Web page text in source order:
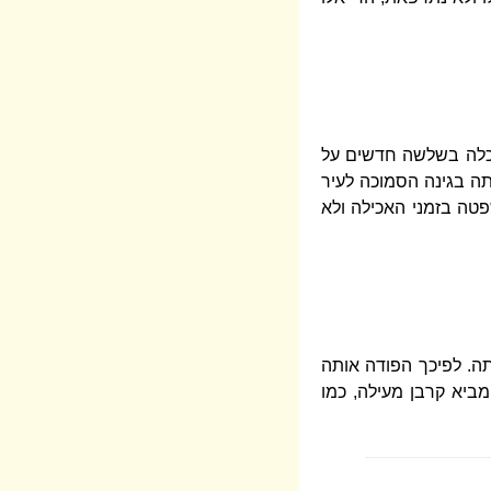
בשלשה חדשים על
בגינה הסמוכה לעיר
בזמני האכילה ולא
לפיכך הפודה אותה
קרבן מעילה, כמו